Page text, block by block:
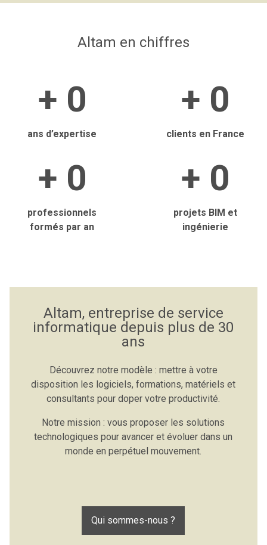
Altam en chiffres
+ 0
ans d’expertise
+ 0
clients en France
+ 0
professionnels
formés par an
+ 0
projets BIM et
ingénierie
Altam, entreprise de service
informatique depuis plus de 30
ans
Découvrez notre modèle : mettre à votre
disposition les logiciels, formations, matériels et
consultants pour doper votre productivité.
Notre mission : vous proposer les solutions
technologiques pour avancer et évoluer dans un
monde en perpétuel mouvement.
Qui sommes-nous ?